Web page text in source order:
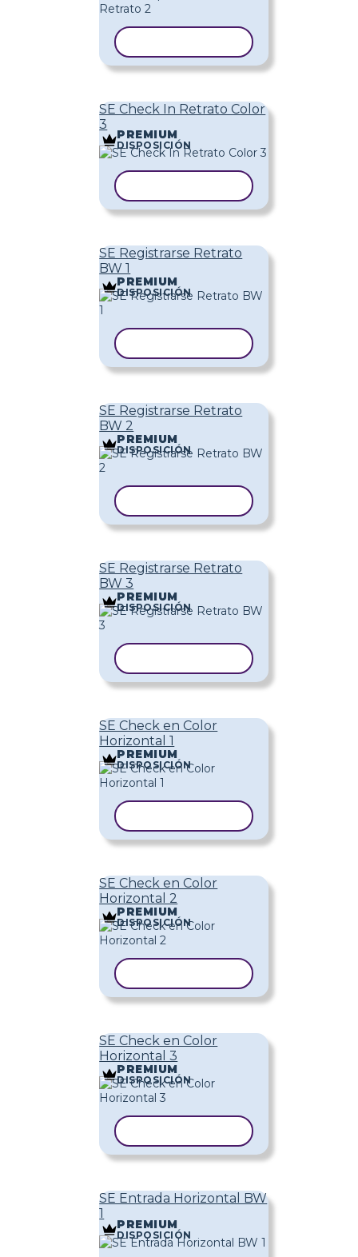
SE Check In Retrato Color
3
PREMIUM
DISPOSICIÓN
SE Registrarse Retrato
BW 1
PREMIUM
DISPOSICIÓN
SE Registrarse Retrato
BW 2
PREMIUM
DISPOSICIÓN
SE Registrarse Retrato
BW 3
PREMIUM
DISPOSICIÓN
SE Check en Color
Horizontal 1
PREMIUM
DISPOSICIÓN
SE Check en Color
Horizontal 2
PREMIUM
DISPOSICIÓN
SE Check en Color
Horizontal 3
PREMIUM
DISPOSICIÓN
SE Entrada Horizontal BW
1
PREMIUM
DISPOSICIÓN